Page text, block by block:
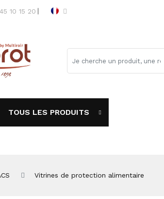
10 15 20
TOUS LES PRODUITS
Vitrines de protection alimentaire